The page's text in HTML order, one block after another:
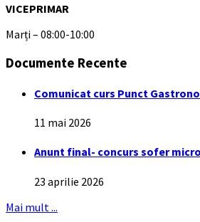
VICEPRIMAR
Marți – 08:00-10:00
Documente Recente
Comunicat curs Punct
11 mai 2026
Anunt final- concurs sofer
23 aprilie 2026
Mai mult ...